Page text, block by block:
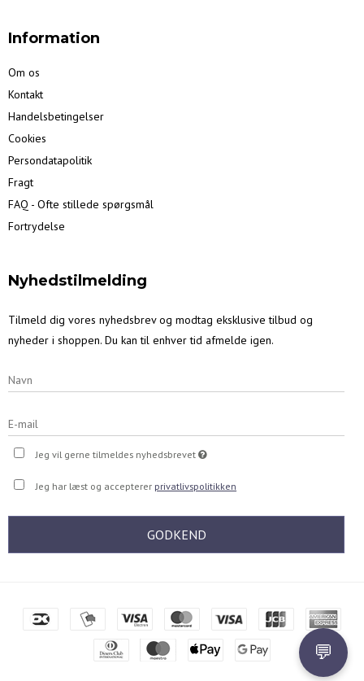
Information
Om os
Kontakt
Handelsbetingelser
Cookies
Persondatapolitik
Fragt
FAQ - Ofte stillede spørgsmål
Fortrydelse
Nyhedstilmelding
Tilmeld dig vores nyhedsbrev og modtag eksklusive tilbud og
nyheder i shoppen. Du kan til enhver tid afmelde igen.
Jeg vil gerne tilmeldes nyhedsbrevet
Jeg har læst og accepterer privatlivspolitikken
GODKEND
💬